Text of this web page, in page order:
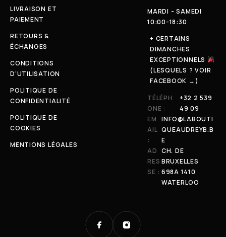
LIVRAISON ET
PAIEMENT
RETOURS &
ÉCHANGES
CONDITIONS
D'UTILISATION
POLITIQUE DE
CONFIDENTIALITÉ
POLITIQUE DE
COOKIES
MENTIONS LÉGALES
MARDI - SAMEDI
10:00-18:30
+ CERTAINS
DIMANCHES
EXCEPTIONNELS
(LESQUELS ? VOIR
FACEBOOK →)
TÉLÉPH
ONE :
+32 2 539
49 09
EM
AIL
:
INFO@LABOUTI
QUEAUDREYB.B
E
AD
RES
SE :
CH. DE
BRUXELLES
698A 1410
WATERLOO